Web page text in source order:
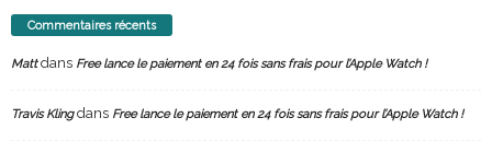
Commentaires récents
Mattdans Free lance le paiement en 24 fois sans frais pour l’Apple Watch !
Travis Klingdans Free lance le paiement en 24 fois sans frais pour l’Apple Watch !